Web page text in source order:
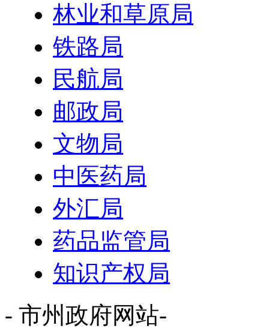
林业和草原局
铁路局
民航局
邮政局
文物局
中医药局
外汇局
药品监管局
知识产权局
- 市州政府网站-